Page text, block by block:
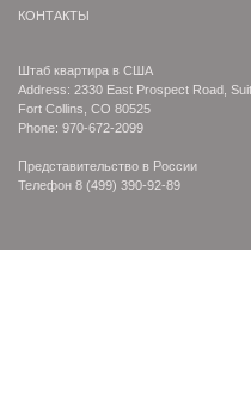
КОНТАКТЫ
Штаб квартира в США
Address: 2330 East Prospect Road,
Fort Collins, CO 80525
Phone: 970-672-2099
Представительство в России
Телефон 8 (499) 390-92-89